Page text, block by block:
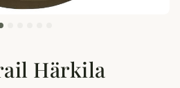
Härkila